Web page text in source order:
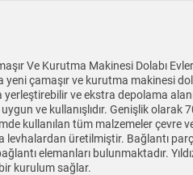
Ve Kurutma Makinesi Dolabı
çamaşır ve kurutma makinesi
ve ekstra depolama
ve kullanışlıdır. Genişlik
kullanılan tüm malzemeler çevre
levhalardan üretilmiştir. Bağlantı
elemanları bulunmaktadır.
bir kurulum sağlar.